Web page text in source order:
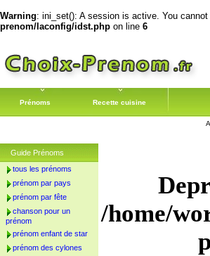
Warning: ini_set(): A session is active. You
prenom/laconfig/idst.php on line 6
Prénoms Recette cuisine
/home/
Guide Prénoms
tous les prénoms
prénom par pays
prénom par fête
chanson pour un
prénom
prénom enfant de star
prénom des cylones